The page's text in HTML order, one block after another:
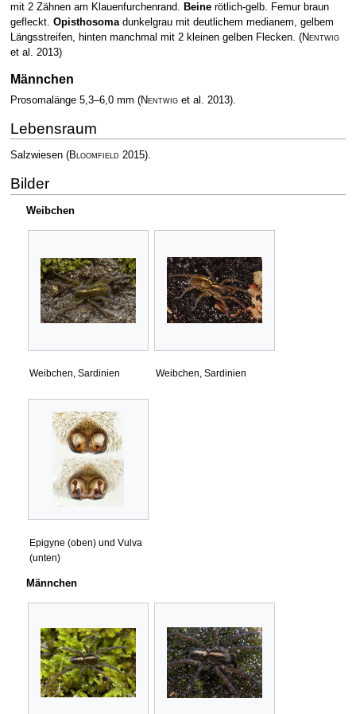
mit 2 Zähnen am Klauenfurchenrand.
Beinerötlich-gelb. Femur braun
gefleckt. Opisthosomadunkelgrau mit deutlichem medianem, gelbem
Längsstreifen, hinten manchmal mit 2 kleinen gelben Flecken. (Nentwig
et al. 2013)
Männchen
Prosomalänge 5,3–6,0 mm (Nentwiget al. 2013).
Lebensraum
Salzwiesen (Bloomfield 2015).
Bilder
Weibchen
Weibchen, Sardinien Weibchen, Sardinien
Epigyne (oben) und Vulva
(unten)
Männchen